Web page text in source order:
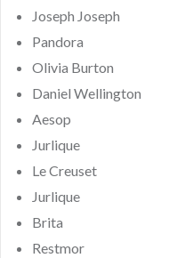
Joseph Joseph
Pandora
Olivia Burton
Daniel Wellington
Aesop
Jurlique
Le Creuset
Jurlique
Brita
Restmor